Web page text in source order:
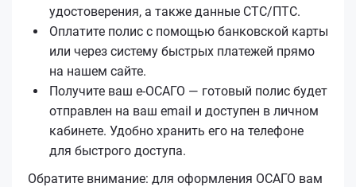
удостоверения, а также данные СТС/ПТС.
Оплатите полис с помощью банковской карты
или через систему быстрых платежей прямо
на нашем сайте.
Получите ваш е‑ОСАГО — готовый полис будет
отправлен на ваш email и доступен в личном
кабинете. Удобно хранить его на телефоне
для быстрого доступа.
Обратите внимание: для оформления ОСАГО вам